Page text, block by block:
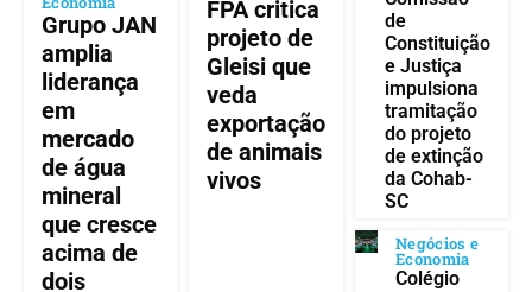
Grupo JAN
amplia
liderança
em
mercado
de água
mineral
que cresce
acima de
dois
FPA critica
projeto de
Gleisi que
veda
exportação
de animais
vivos
de
Constituição
e Justiça
impulsiona
tramitação
do projeto
de extinção
da Cohab-
SC
Negócios e
Economia
Colégio